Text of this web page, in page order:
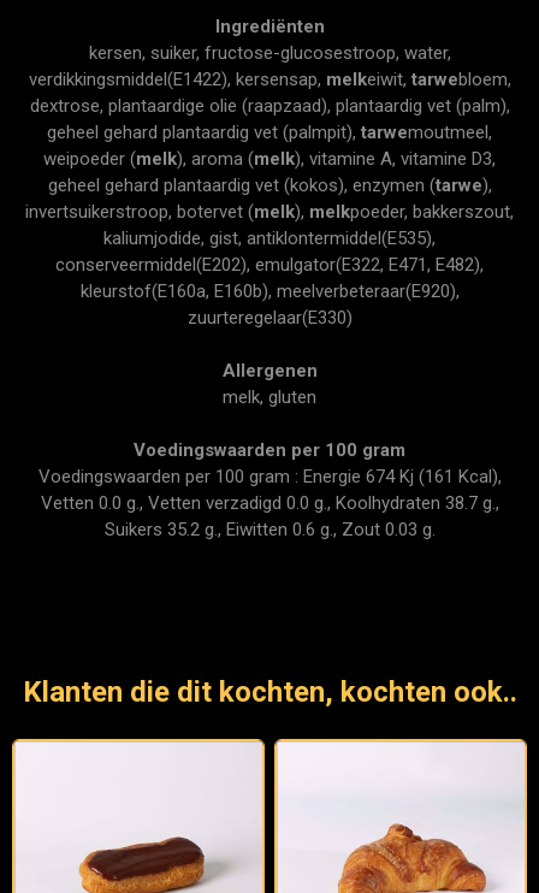
Ingrediënten
kersen, suiker, fructose-glucosestroop, water,
verdikkingsmiddel(E1422), kersensap, melkeiwit, tarwebloem,
dextrose, plantaardige olie (raapzaad), plantaardig vet (palm),
geheel gehard plantaardig vet (palmpit), tarwemoutmeel,
weipoeder (melk), aroma (melk), vitamine A, vitamine D3,
geheel gehard plantaardig vet (kokos), enzymen (tarwe),
invertsuikerstroop, botervet (melk), melkpoeder, bakkerszout,
kaliumjodide, gist, antiklontermiddel(E535),
conserveermiddel(E202), emulgator(E322, E471, E482),
kleurstof(E160a, E160b), meelverbeteraar(E920),
zuurteregelaar(E330)
Allergenen
melk, gluten
Voedingswaarden per 100 gram
Voedingswaarden per 100 gram : Energie 674 Kj (161 Kcal),
Vetten 0.0 g., Vetten verzadigd 0.0 g., Koolhydraten 38.7 g.,
Suikers 35.2 g., Eiwitten 0.6 g., Zout 0.03 g.
Klanten die dit kochten, kochten ook..